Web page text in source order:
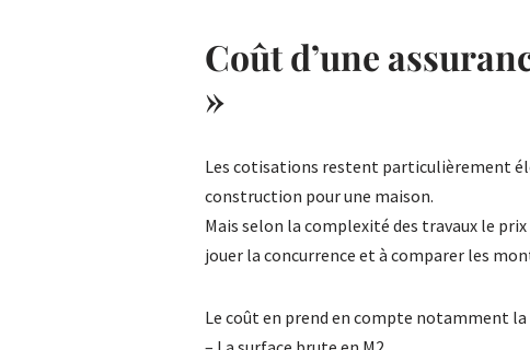
Coût d’une
»
Les cotisations restent particulièrement
construction pour une maison.
Mais selon la complexité des travaux le
jouer la concurrence et à comparer les
Le coût en prend en compte notamment